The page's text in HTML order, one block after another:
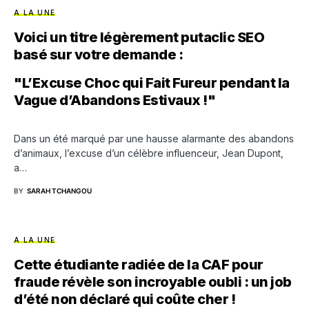
A LA UNE
Voici un titre légèrement putaclic SEO
basé sur votre demande :
"L’Excuse Choc qui Fait Fureur pendant la
Vague d’Abandons Estivaux !"
Dans un été marqué par une hausse alarmante des abandons
d’animaux, l’excuse d’un célèbre influenceur, Jean Dupont,
a…
BY SARAH TCHANGOU
A LA UNE
Cette étudiante radiée de la CAF pour
fraude révèle son incroyable oubli : un job
d’été non déclaré qui coûte cher !